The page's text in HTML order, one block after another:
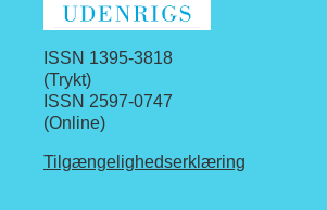
ISSN 1395-3818
(Trykt)
ISSN 2597-0747
(Online)
Tilgængelighedserklæring